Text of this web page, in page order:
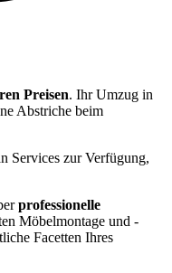
Preisen. Ihr Umzug in
Abstriche beim
Services zur Verfügung,
professionelle
Möbelmontage und -
Facetten Ihres